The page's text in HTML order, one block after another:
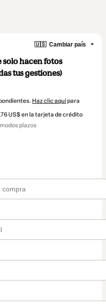
🇺🇸 Cambiar país
solo hacen fotos
tus gestiones)
Haz clic aquí para
US$ en la tarjeta de crédito
plazos